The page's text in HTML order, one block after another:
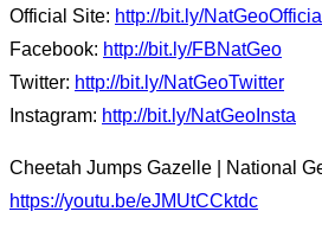
Official Site: http://bit.ly/
Facebook: http://bit.ly/FBNatGeo
Twitter: http://bit.ly/NatGeoTwitter
Instagram: http://bit.ly/NatGeoInsta
Cheetah Jumps Gazelle | National
https://youtu.be/eJMUtCCktdc